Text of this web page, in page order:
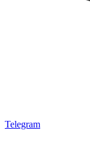
Telegram